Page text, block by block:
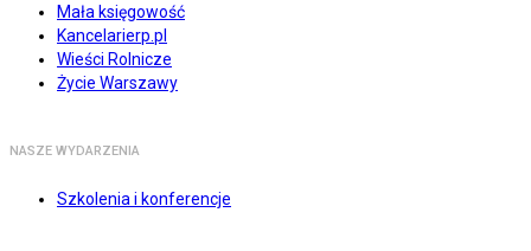
Mała księgowość
Kancelarierp.pl
Wieści Rolnicze
Życie Warszawy
NASZE WYDARZENIA
Szkolenia i konferencje